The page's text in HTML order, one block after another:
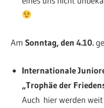
AmSonntag, den 4.10.
Internationale
„Trophäe der
Auch hier werden